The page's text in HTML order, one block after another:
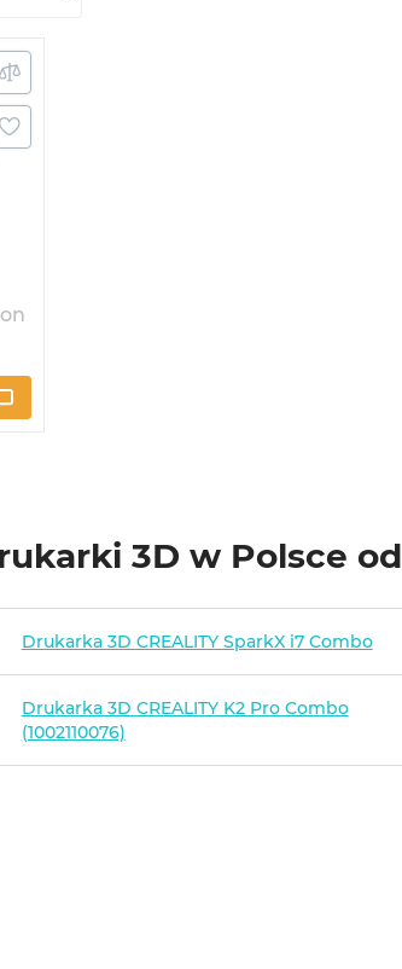
3D w Polsce od
Drukarka 3D CREALITY SparkX i7 Combo
Drukarka 3D CREALITY K2 Pro Combo
(1002110076)